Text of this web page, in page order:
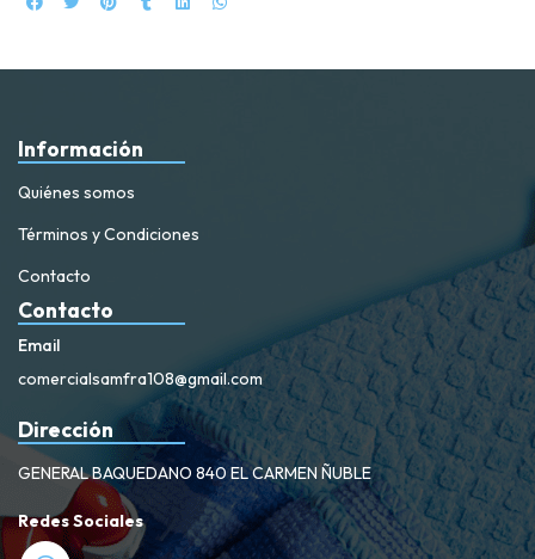
Información
Quiénes somos
Términos y Condiciones
Contacto
Contacto
Email
comercialsamfra108@gmail.com
Dirección
GENERAL BAQUEDANO 840 EL CARMEN ÑUBLE
Redes Sociales